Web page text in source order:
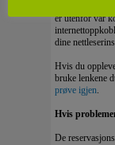
er utenfor vår
dine
Hvis du
bruke lenkene
prøve igjen.
Hvis
De